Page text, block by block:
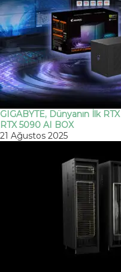
GIGABYTE, Dünyanın İlk
RTX 5090 AI BOX
21 Ağustos 2025